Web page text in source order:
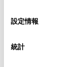
デバイスにすべて
意したことにな
設定の変更、同
「Cookie（クッキ
設定情報
統計